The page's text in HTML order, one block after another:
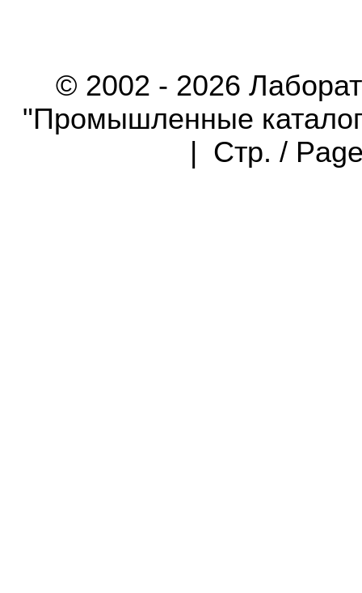
© 2002 - 2026
"Промышленные
| Стр. /